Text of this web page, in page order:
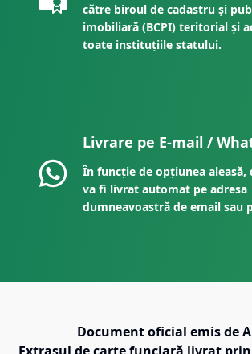
către biroul de cadastru și
imobiliară (BCPI) teritorial și
toate instituțiile statului.
Livrare pe E-mail /
În funcție de opțiunea
va fi livrat automat pe adresa
dumneavoastră de email sau
Document oficial emis de